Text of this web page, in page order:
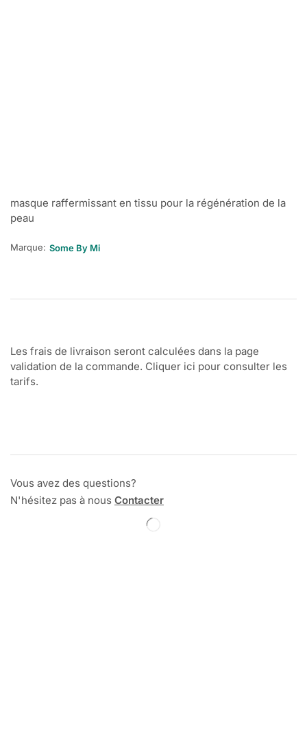
masque raffermissant en tissu pour la régénération de la
peau
Marque: Some By Mi
Les frais de livraison seront calculées dans la page
validation de la commande. Cliquer ici pour consulter les
tarifs.
Vous avez des questions?
N'hésitez pas à nous Contacter